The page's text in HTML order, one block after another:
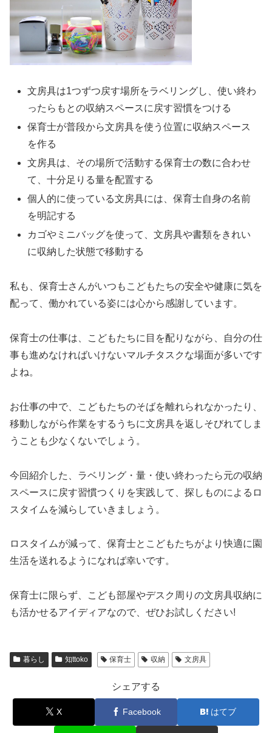
文房具は1つずつ戻す場所をラベリングし、使い終わ
ったらもとの収納スペースに戻す習慣をつける
保育士が普段から文房具を使う位置に収納スペース
を作る
文房具は、その場所で活動する保育士の数に合わせ
て、十分足りる量を配置する
個人的に使っている文房具には、保育士自身の名前
を明記する
カゴやミニバッグを使って、文房具や書類をきれい
に収納した状態で移動する
私も、保育士さんがいつもこどもたちの安全や健康に気を
配って、働かれている姿には心から感謝しています。
保育士の仕事は、こどもたちに目を配りながら、自分の仕
事も進めなければいけないマルチタスクな場面が多いです
よね。
お仕事の中で、こどもたちのそばを離れられなかったり、
移動しながら作業をするうちに文房具を返しそびれてしま
うことも少なくないでしょう。
今回紹介した、ラベリング・量・使い終わったら元の収納
スペースに戻す習慣つくりを実践して、探しものによるロ
スタイムを減らしていきましょう。
ロスタイムが減って、保育士とこどもたちがより快適に園
生活を送れるようになれば幸いです。
保育士に限らず、こども部屋やデスク周りの文房具収納に
も活かせるアイディアなので、ぜひお試しください!
暮らし 知ttoko 保育士 収納 文房具
シェアする
X Facebook はてブ